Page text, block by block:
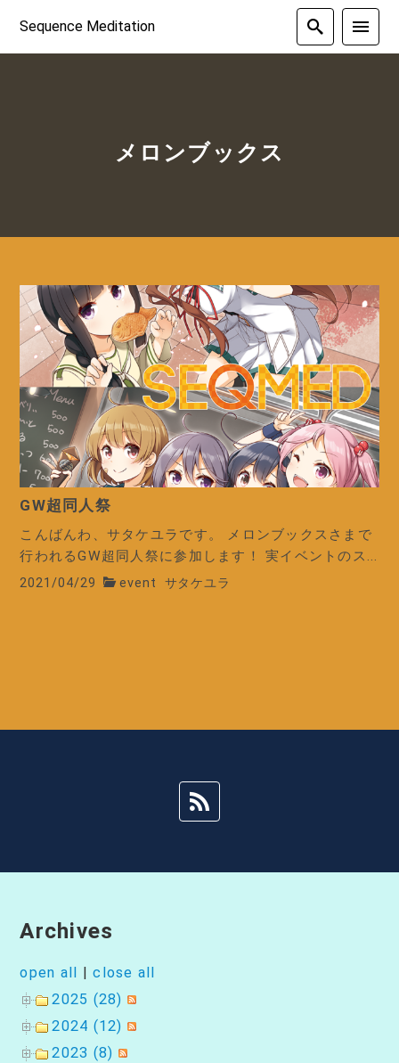
Sequence Meditation
メロンブックス
GW超同人祭
こんばんわ、サタケユラです。 メロンブックスさまで
行われるGW超同人祭に参加します！ 実イベントのス...
2021/04/29 event サタケユラ
Archives
open all |close all
2025 (28)
2024 (12)
2023 (8)